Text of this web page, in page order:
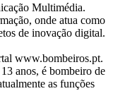
Multimédia.
onde atua como
de inovação digital.
www.bombeiros.pt.
anos, é bombeiro de
as funções